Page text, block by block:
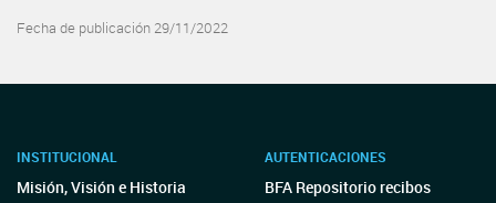
Fecha de publicación 29/11/2022
INSTITUCIONAL
Misión, Visión e Historia
AUTENTICACIONES
BFA Repositorio recibos